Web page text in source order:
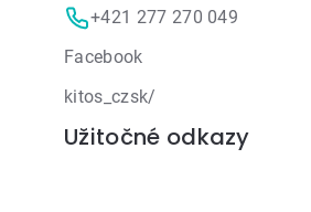
+421 277 270 049
Facebook
kitos_czsk/
Užitočné odkazy